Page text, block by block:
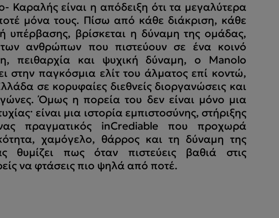
Καραλής είναι η απόδειξη ότι τα μεγαλύτερα
μόνα τους. Πίσω από κάθε διάκριση, κάθε
υπέρβασης, βρίσκεται η δύναμη της ομάδας,
των ανθρώπων που πιστεύουν σε ένα κοινό
πειθαρχία και ψυχική δύναμη, ο Manolo
στην παγκόσμια ελίτ του άλματος επί κοντώ,
σε κορυφαίες διεθνείς διοργανώσεις και
Όμως η πορεία του δεν είναι μόνο μια
είναι μια ιστορία εμπιστοσύνης, στήριξης
πραγματικός inCrediable που προχωρά
χαμόγελο, θάρρος και τη δύναμη της
θυμίζει πως όταν πιστεύεις βαθιά στις
να φτάσεις πιο ψηλά από ποτέ.